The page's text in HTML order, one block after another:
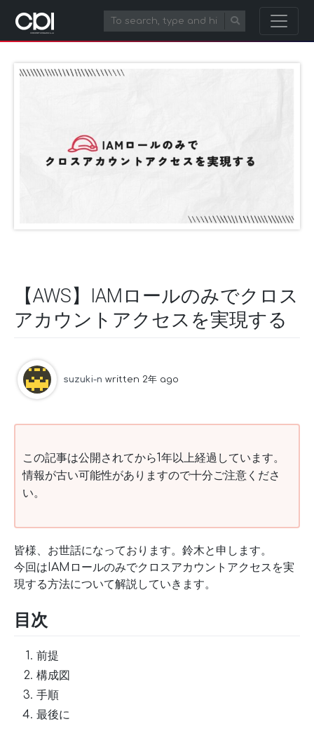
【AWS】IAMロールのみでクロス
アカウントアクセスを実現する
suzuki-n written 2年 ago
この記事は公開されてから1年以上経過しています。
情報が古い可能性がありますので十分ご注意くださ
い。
皆様、お世話になっております。鈴木と申します。
今回はIAMロールのみでクロスアカウントアクセスを実
現する方法について解説していきます。
目次
前提
構成図
手順
最後に